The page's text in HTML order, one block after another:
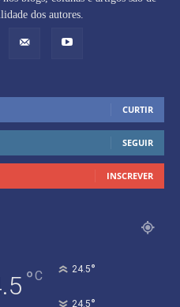
dos autores.
CURTIR
SEGUIR
INSCREVER
°C 24.5°
24.5